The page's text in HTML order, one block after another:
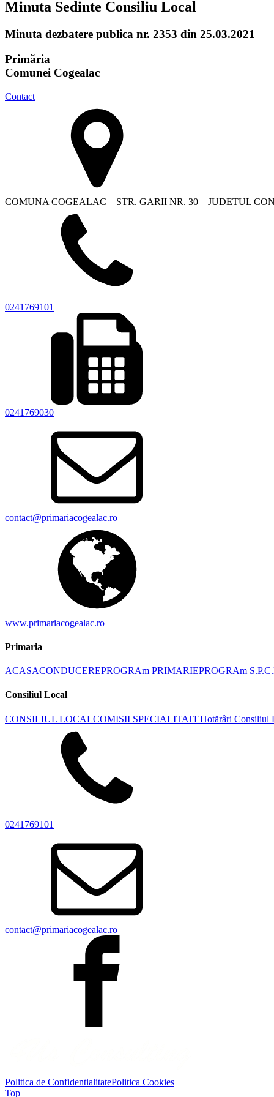
Minuta Sedinte Consiliu Local
Minuta dezbatere publica nr. 2353 din 25.03.2021
Primăria
Comunei Cogealac
Contact
COMUNA COGEALAC – STR. GARII NR. 30 – JUDETUL
0241769101
0241769030
contact@primariacogealac.ro
www.primariacogealac.ro
Primaria
ACASACONDUCEREPROGRAm PRIMARIEPROGRAm
Consiliul Local
CONSILIUL LOCALCOMISII SPECIALITATEHotărâri Consiliul
0241769101
contact@primariacogealac.ro
Politica de ConfidentialitatePolitica Cookies
Top